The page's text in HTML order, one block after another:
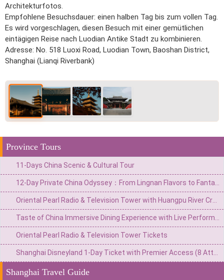
Architekturfotos.
Empfohlene Besuchsdauer: einen halben Tag bis zum vollen Tag.
Es wird vorgeschlagen, diesen Besuch mit einer gemütlichen
eintägigen Reise nach Luodian Antike Stadt zu kombinieren.
Adresse: No. 518 Luoxi Road, Luodian Town, Baoshan District,
Shanghai (Lianqi Riverbank)
Province Tours
11-Days China Scenic & Cultural Tour
Oriental Pearl Radio & Television Tower Tickets
Shanghai Travel Guide